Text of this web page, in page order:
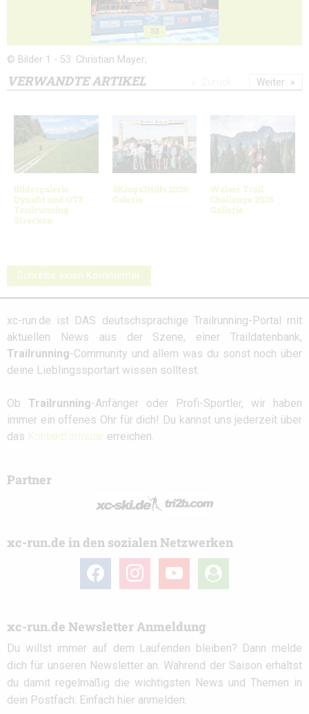
53
© Bilder 1 - 53: Christian Mayer;
VERWANDTE ARTIKEL
Bildergalerie
Dynafit und OTF
Trailrunning
Strecken
3Kings3Hills 2026:
Galerie
Walser Trail
Challenge 2026
Gallerie
Weiter
Schreibe einen Kommentar
xc-run.de ist DAS deutschsprachige Trailrunning-Portal mit
aktuellen News aus der Szene, einer Traildatenbank,
Trailrunning-Community und allem was du sonst noch über
deine Lieblingssportart wissen solltest.
Ob Trailrunning-Anfänger oder Profi-Sportler, wir haben
immer ein offenes Ohr für dich! Du kannst uns jederzeit über
das Kontaktformular erreichen.
Partner
xc-run.de in den sozialen Netzwerken
facebook instagramyoutube
user-
circle
xc-run.de Newsletter Anmeldung
Du willst immer auf dem Laufenden bleiben? Dann melde
dich für unseren Newsletter an. Während der Saison erhältst
du damit regelmäßig die wichtigsten News und Themen in
dein Postfach. Einfach hier anmelden: